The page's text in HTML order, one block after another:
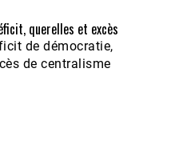
querelles et excès
de démocratie,
de centralisme